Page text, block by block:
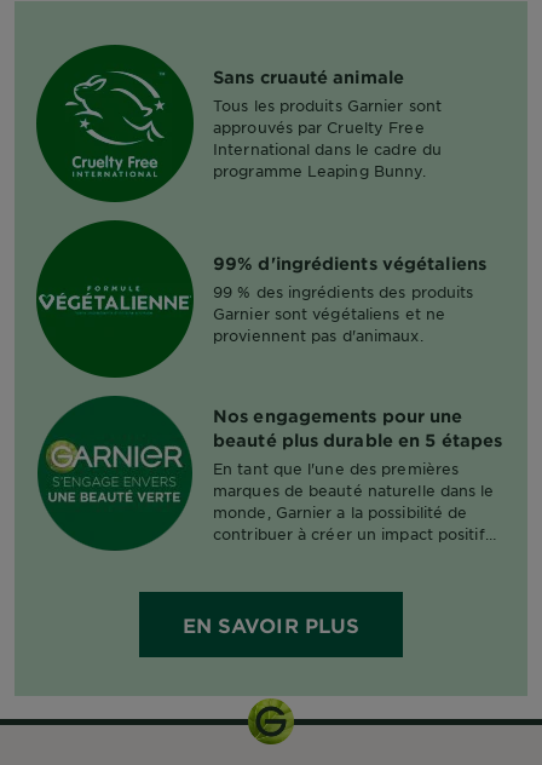
Sans cruauté animale
Tous les produits Garnier sont
approuvés par Cruelty Free
International dans le cadre du
programme Leaping Bunny.
99% d'ingrédients végétaliens
99 % des ingrédients des produits
Garnier sont végétaliens et ne
proviennent pas d'animaux.
Nos engagements pour une
beauté plus durable en 5 étapes​
En tant que l'une des premières
marques de beauté naturelle dans le
monde, Garnier a la possibilité de
contribuer à créer un impact positif
EN SAVOIR PLUS